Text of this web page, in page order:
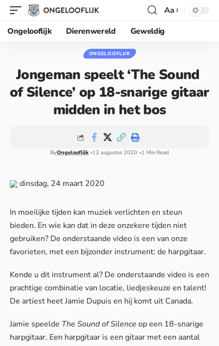
Aa
Ongelooflijk
Dierenwereld Geweldig
ONGELOOFLIJK
Jongeman speelt ‘The Sound
of Silence’ op 18-snarige gitaar
midden in het bos
ByOngelooflijk 12 augustus 2020 1 Min Read
dinsdag, 24 maart 2020
In moeilijke tijden kan muziek verlichten en steun
bieden. En wie kan dat in deze onzekere tijden niet
gebruiken? De onderstaande video is een van onze
favorieten, met een bijzonder instrument: de harpgitaar.
Kende u dit instrument al? De onderstaande video is een
prachtige combinatie van locatie, liedjeskeuze en talent!
De artiest heet Jamie Dupuis en hij komt uit Canada.
Jamie speelde The Sound of Silence op een 18-snarige
harpgitaar. Een harpgitaar is een gitaar met een aantal